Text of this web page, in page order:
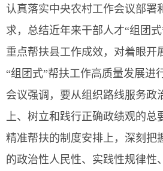
认真落实中央农村工作会议部署
求，总结近年来干部人才“组团
重点帮扶县工作成效，对着眼开
“组团式”帮扶工作高质量发展进
会议强调，要从组织路线服务政
上、树立和践行正确政绩观的总
精准帮扶的制度安排上，深刻把
的政治性人民性、实践性规律性